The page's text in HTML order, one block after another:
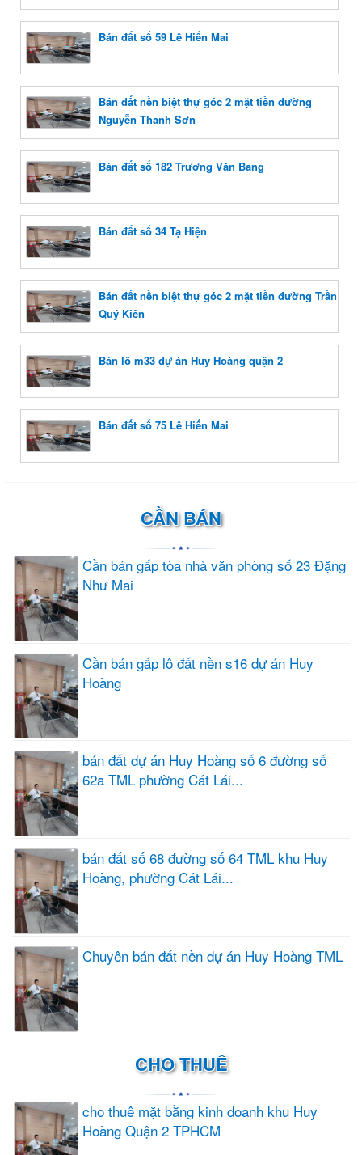
Bán đất số 59 Lê Hiến Mai
Bán đất nền biệt thự góc 2 mặt tiền đường
Nguyễn Thanh Sơn
Bán đất số 182 Trương Văn Bang
Bán đất số 34 Tạ Hiện
Bán đất nền biệt thự góc 2 mặt tiền đường Trần
Quý Kiên
Bán lô m33 dự án Huy Hoàng quận 2
Bán đất số 75 Lê Hiến Mai
CẦN BÁN
Cần bán gấp tòa nhà văn phòng số 23 Đặng
Như Mai
Cần bán gấp lô đất nền s16 dự án Huy
Hoàng
bán đất dự án Huy Hoàng số 6 đường số
62a TML phường Cát Lái...
bán đất số 68 đường số 64 TML khu Huy
Hoàng, phường Cát Lái...
Chuyên bán đất nền dự án Huy Hoàng TML
CHO THUÊ
cho thuê mặt bằng kinh doanh khu Huy
Hoàng Quận 2 TPHCM